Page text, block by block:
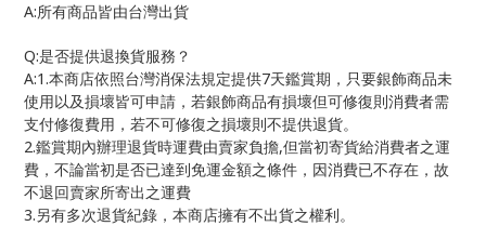
A:所有商品皆由台灣出貨
Q:是否提供退換貨服務？
A:1.本商店依照台灣消保法規定提供7天鑑賞期，只要銀飾商品未
使用以及損壞皆可申請，若銀飾商品有損壞但可修復則消費者需
支付修復費用，若不可修復之損壞則不提供退貨。
2.鑑賞期內辦理退貨時運費由賣家負擔,但當初寄貨給消費者之運
費，不論當初是否已達到免運金額之條件，因消費已不存在，故
不退回賣家所寄出之運費
3. 另有多次退貨紀錄，本商店擁有不出貨之權利。